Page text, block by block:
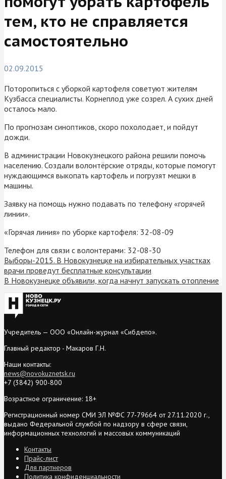
тем, кто не справляется
самостоятельно
02.09.2015
Поторопиться с уборкой картофеля советуют жителям
Кузбасса специалисты. Корнеплод уже созрел. А сухих дней
осталось мало.
По прогнозам синоптиков, скоро похолодает, и пойдут
дожди.
В администрации Новокузнецкого района решили помочь
населению. Создали волонтёрские отряды, которые помогут
нуждающимся выкопать картофель и погрузят мешки в
машины.
Заявку на помощь нужно подавать по телефону «горячей
линии».
«Горячая линия» по уборке картофеля: 32-08-09
Телефон для связи с волонтерами: 32-08-30
Выборы-2015. В Новокузнецке на избирательных участках
врачи проведут бесплатные консультации
В Новокузнецке объявили, когда начнут запускать отопление
Учредитель — ООО «Онлайн-журнал «Сибдепо».
Главный редактор - Макаров Г.Н.
Наши контакты:
news@novokuznetsk.ru
+7 (3842) 900-800
Возрастное ограничение: 18+
Регистрационный номер СМИ ЭЛ №ФС 77-79664 от 27.11.2020 г.,
выдано Федеральной службой по надзору в сфере связи,
информационных технологий и массовых коммуникаций
Контакты
Прайс-лист
Для партнеров
Политика конфиденциальности